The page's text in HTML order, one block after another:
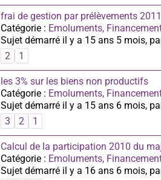
frai de gestion par prélèvements 2011
Catégorie : Emoluments,
Sujet démarré il y a 15 ans 5 mois,
1
2
les 3% sur les biens non productifs
Catégorie : Emoluments,
Sujet démarré il y a 15 ans 6 mois,
1
2
3
Calcul de la participation 2010 du
Catégorie : Emoluments,
Sujet démarré il y a 16 ans 6 mois,